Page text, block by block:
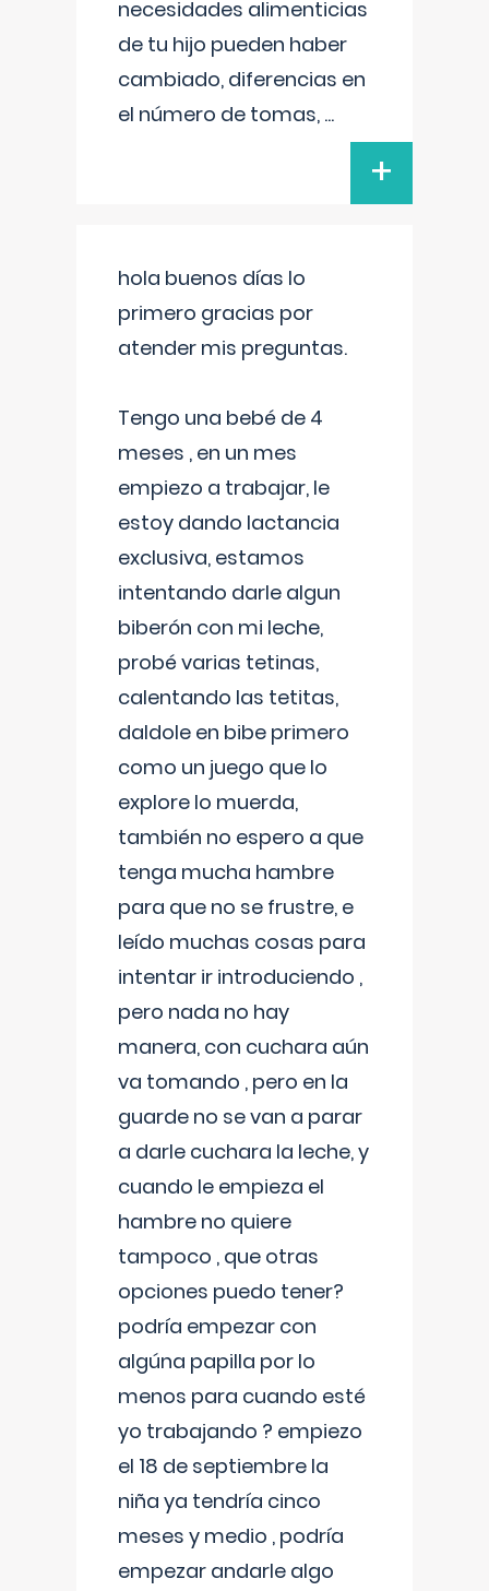
necesidades alimenticias
de tu hijo pueden haber
cambiado, diferencias en
el número de tomas, ...
+
hola buenos días lo
primero gracias por
atender mis preguntas.
Tengo una bebé de 4
meses , en un mes
empiezo a trabajar, le
estoy dando lactancia
exclusiva, estamos
intentando darle algun
biberón con mi leche,
probé varias tetinas,
calentando las tetitas,
daldole en bibe primero
como un juego que lo
explore lo muerda,
también no espero a que
tenga mucha hambre
para que no se frustre, e
leído muchas cosas para
intentar ir introduciendo ,
pero nada no hay
manera, con cuchara aún
va tomando , pero en la
guarde no se van a parar
a darle cuchara la leche, y
cuando le empieza el
hambre no quiere
tampoco , que otras
opciones puedo tener?
podría empezar con
algúna papilla por lo
menos para cuando esté
yo trabajando ? empiezo
el 18 de septiembre la
niña ya tendría cinco
meses y medio , podría
empezar andarle algo